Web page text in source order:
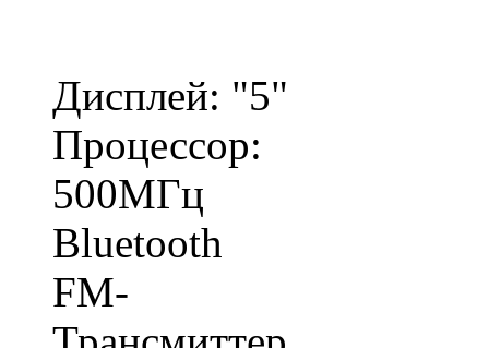
Дисплей: "5"
Процессор:
500МГц
Bluetooth
FM-